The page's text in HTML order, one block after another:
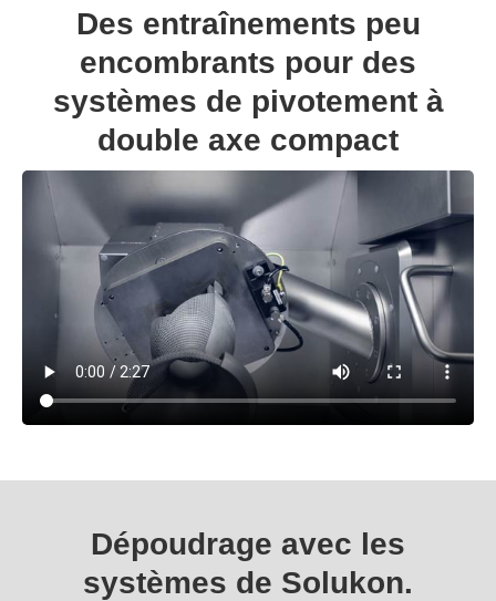
Des entraînements peu
encombrants pour des
systèmes de pivotement à
double axe compact
Dépoudrage avec les
systèmes de Solukon.